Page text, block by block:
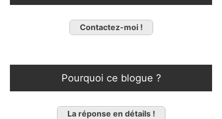
Contactez-moi !
Pourquoi ce blogue ?
La réponse en détails !